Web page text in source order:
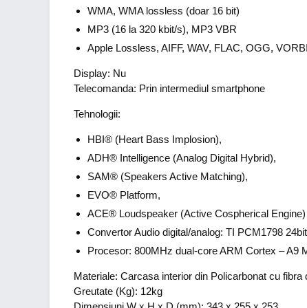
WMA, WMA lossless (doar 16 bit)
MP3 (16 la 320 kbit/s), MP3 VBR
Apple Lossless, AIFF, WAV, FLAC, OGG,
Display: Nu
Telecomanda: Prin intermediul smartphone
Tehnologii:
HBI® (Heart Bass Implosion),
ADH® Intelligence (Analog Digital Hybrid),
SAM® (Speakers Active Matching),
EVO® Platform,
ACE® Loudspeaker (Active Cospherical Engine)
Convertor Audio digital/analog: TI PCM1798
Procesor: 800MHz dual-core ARM Cortex – A9
Materiale: Carcasa interior din Policarbonat cu
Greutate (Kg): 12kg